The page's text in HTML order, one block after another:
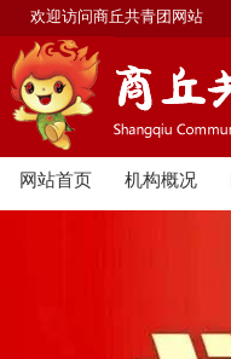
欢迎访问商丘共青团网站
网站首页 机构概况